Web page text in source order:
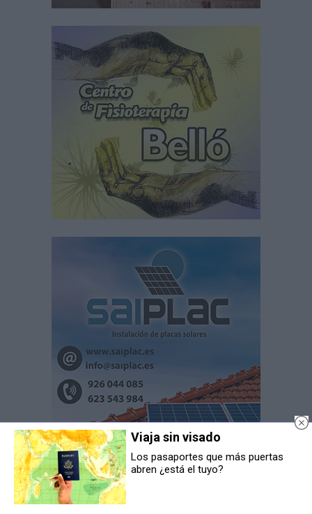
Viaja sin visado
Los pasaportes que más puertas
abren ¿está el tuyo?